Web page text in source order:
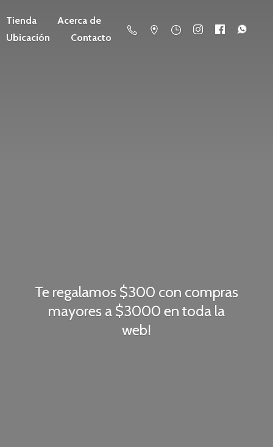
Tienda
Acerca de
Ubicación
Contacto
Te regalamos $300 con compras
mayores a $3000 en toda la
web!